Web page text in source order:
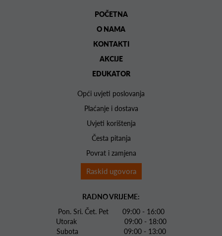
POČETNA
O NAMA
KONTAKTI
AKCIJE
EDUKATOR
Opći uvjeti poslovanja
Plaćanje i dostava
Uvjeti korištenja
Česta pitanja
Povrat i zamjena
Raskid ugovora
RADNO VRIJEME:
Pon. Sri. Čet. Pet 09:00 - 16:00
Utorak 09:00 - 18:00
Subota 09:00 - 13:00